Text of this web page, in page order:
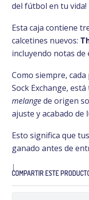
del fútbol en tu vida!
Esta caja contiene
calcetines nuevos:
incluyendo notas de
Como siempre,
Sock Exchange,
melangede origen
ajuste y acabado de
Esto significa que
ganado antes de
|
COMPARTIR ESTE